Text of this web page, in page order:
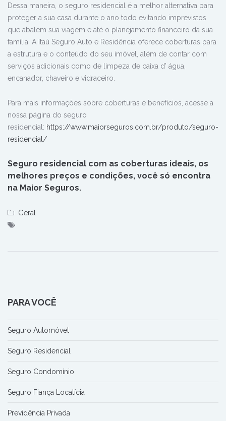
Dessa maneira, o seguro residencial é a melhor alternativa para
proteger a sua casa durante o ano todo evitando imprevistos
que abalem sua viagem e até o planejamento financeiro da sua
família. A Itaú Seguro Auto e Residência oferece coberturas para
a estrutura e o conteúdo do seu imóvel, além de contar com
serviços adicionais como de limpeza de caixa d’ água,
encanador, chaveiro e vidraceiro.
Para mais informações sobre coberturas e benefícios, acesse a
nossa página do seguro
residencial: https://www.maiorseguros.com.br/produto/seguro-
residencial/
Seguro residencial com as coberturas ideais, os
melhores preços e condições, você só encontra
na Maior Seguros.
Geral
PARA VOCÊ
Seguro Automóvel
Seguro Residencial
Seguro Condomínio
Seguro Fiança Locatícia
Previdência Privada